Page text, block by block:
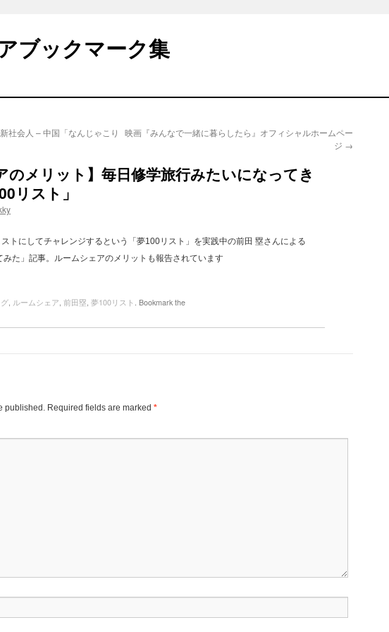
ブックマーク集
社会人 – 中国「なんじゃこり
映画『みんなで一緒に暮らしたら』オフィシャルホームペー
ジ →
のメリット】毎日修学旅行みたいになってき
リスト」
トにしてチャレンジするという「夢100リスト」を実践中の前田 塁さんによる
みた」記事。ルームシェアのメリットも報告されています
, ルームシェア, 前田塁, 夢100リスト . Bookmark the
published. Required fields are marked *